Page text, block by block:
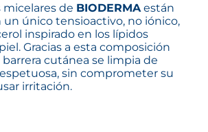
micelares de BIODERMA están
un único tensioactivo, no iónico,
inspirado en los lípidos
Gracias a esta composición
cutánea se limpia de
sin comprometer su
irritación.